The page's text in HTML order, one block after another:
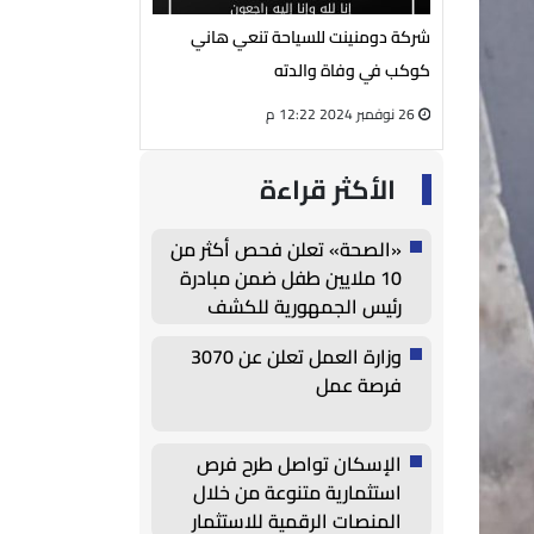
الفار
محمود
شركة دومنينت للسياحة تنعي هاني
كوكب في وفاة والدته
الأكثر قراءة
«الصحة» تعلن فحص أكثر من
10 ملايين طفل ضمن مبادرة
رئيس الجمهورية للكشف
لدى حديثي الولادة وزارة العمل تعلن عن 3070
فرصة عمل
الإسكان تواصل طرح فرص
استثمارية متنوعة من خلال
المنصات الرقمية للاستثمار